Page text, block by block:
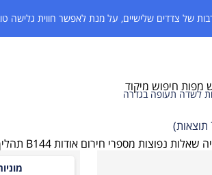
של צדדים שלישיים, על מנת לאפשר חווית גלישה
מפות חיפוש מיקוד
שאלות נפוצות מספרי חירום אודות B144
לשדה תעופה בגדרה
תוצאות)